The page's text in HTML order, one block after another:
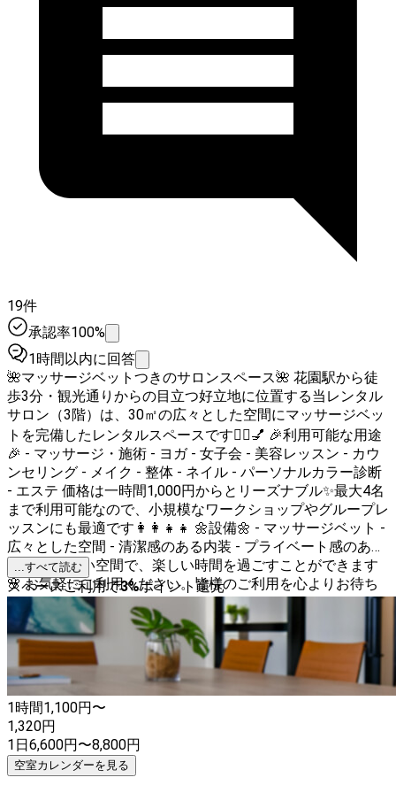
19件
承認率100%
1時間以内に回答
🌺マッサージベットつきのサロンスペース🌺 花園駅から徒
歩3分・観光通りからの目立つ好立地に位置する当レンタル
サロン（3階）は、30㎡の広々とした空間にマッサージベッ
トを完備したレンタルスペースです💆‍♀️💅 🎉利用可能な用途
🎉 - マッサージ・施術 - ヨガ - 女子会 - 美容レッスン - カウ
ンセリング - メイク - 整体 - ネイル - パーソナルカラー診断
- エステ 価格は一時間1,000円からとリーズナブル✨最大4名
まで利用可能なので、小規模なワークショップやグループレ
ッスンにも最適です👩‍👩‍👧‍👧 🌼設備🌼 - マッサージベット -
広々とした空間 - 清潔感のある内装 - プライベート感のある
環境 心地よい空間で、楽しい時間を過ごすことができます
🌸 お気軽にご利用ください。皆様のご利用を心よりお待ち
しております🌷
...すべて読む
スペースご利用で3%ポイント還元
1時間1,100円〜
1,320円
1日6,600円〜8,800円
空室カレンダーを見る